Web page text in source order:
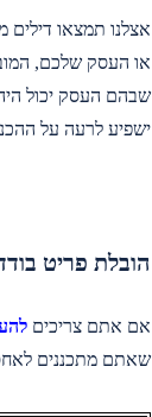
אצלנו תמצאו
או העסק שלכם,
שבהם העסק יכול
ישפיע לרעה על
הובלת פריט
אם אתם צריכים
שאתם מתכננים